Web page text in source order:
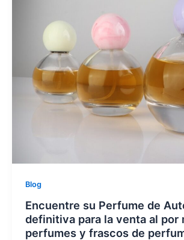
Blog
Encuentre su Perfume de
definitiva para la venta al por
perfumes y frascos de